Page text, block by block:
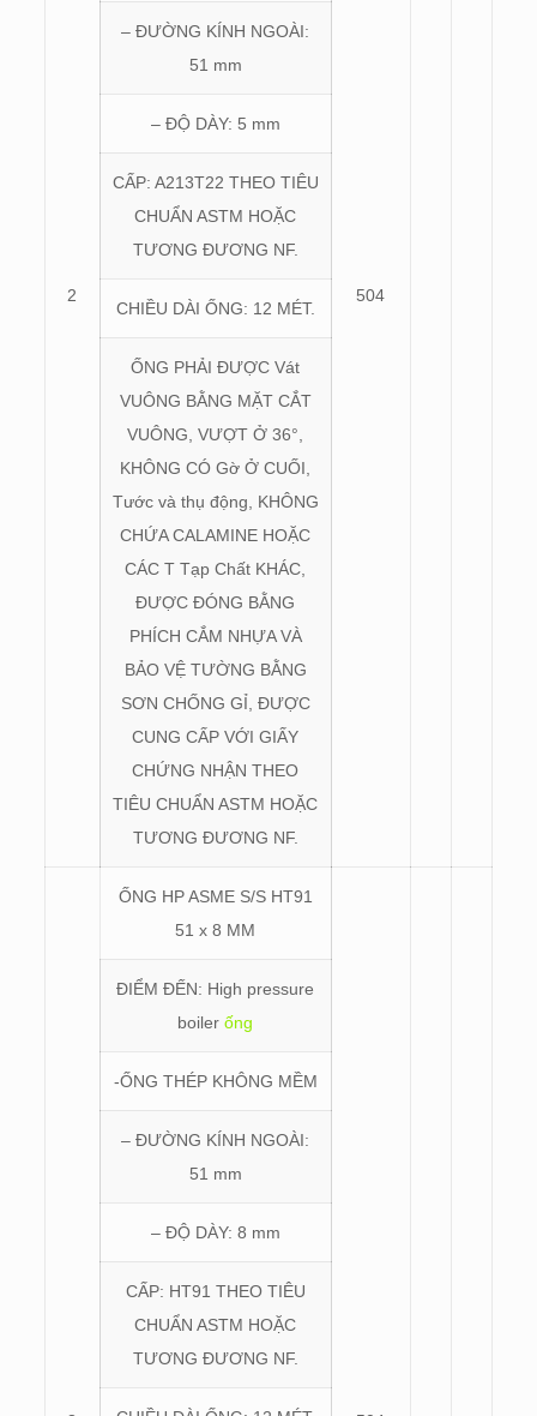
2 504
– ĐƯỜNG KÍNH NGOÀI:
51 mm
– ĐỘ DÀY: 5 mm
CẤP: A213T22 THEO TIÊU
CHUẨN ASTM HOẶC
TƯƠNG ĐƯƠNG NF.
CHIỀU DÀI ỐNG: 12 MÉT.
ỐNG PHẢI ĐƯỢC Vát
VUÔNG BẰNG MẶT CẮT
VUÔNG, VƯỢT Ở 36°,
KHÔNG CÓ Gờ Ở CUỐI,
Tước và thụ động, KHÔNG
CHỨA CALAMINE HOẶC
CÁC T Tạp Chất KHÁC,
ĐƯỢC ĐÓNG BẰNG
PHÍCH CẮM NHỰA VÀ
BẢO VỆ TƯỜNG BẰNG
SƠN CHỐNG GỈ, ĐƯỢC
CUNG CẤP VỚI GIẤY
CHỨNG NHẬN THEO
TIÊU CHUẨN ASTM HOẶC
TƯƠNG ĐƯƠNG NF.
ỐNG HP ASME S/S HT91
51 x 8 MM
ĐIỂM ĐẾN: High pressure
boiler ống
-ỐNG THÉP KHÔNG MỀM
– ĐƯỜNG KÍNH NGOÀI:
51 mm
– ĐỘ DÀY: 8 mm
CẤP: HT91 THEO TIÊU
CHUẨN ASTM HOẶC
TƯƠNG ĐƯƠNG NF.